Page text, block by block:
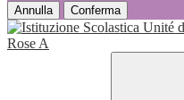
Annulla Conferma